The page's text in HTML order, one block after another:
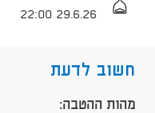
29.6.26 22:00
חשוב לדעת
מהות ההטבה: